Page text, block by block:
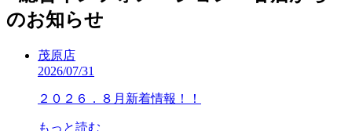
茂原店
2026/07/31
２０２６．８月新着情報！！
もっと読む